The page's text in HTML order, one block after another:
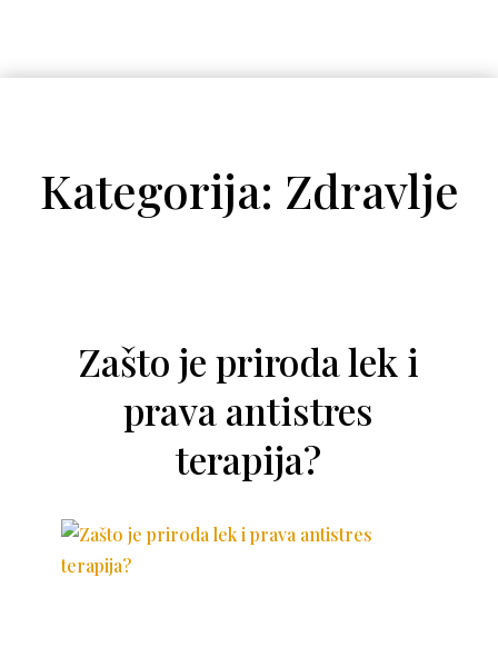
Kategorija: Zdravlje
Zašto je priroda lek i
prava antistres
terapija?